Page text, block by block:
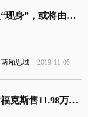
本田思域两厢版谍照“现身”，或将由广汽本田引入国产
两厢思域 2019-11-05
全系换装四缸，全新福克斯售11.98万元起